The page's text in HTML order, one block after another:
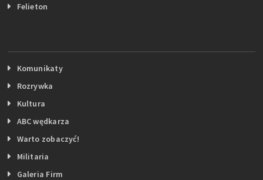
Felieton
Komunikaty
Rozrywka
Kultura
ABC wędkarza
Warto zobaczyć!
Militaria
Galeria Firm